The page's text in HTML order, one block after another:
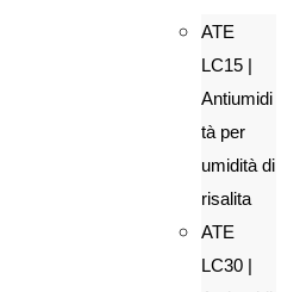
ATE
LC15 |
Antiumidi
tà per
umidità di
risalita
ATE
LC30 |